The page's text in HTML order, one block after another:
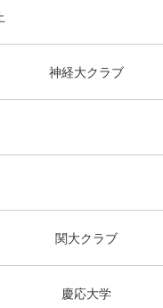
神経大クラブ
関大クラブ
慶応大学